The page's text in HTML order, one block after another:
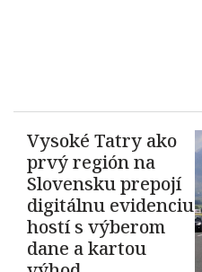
Vysoké Tatry ako
prvý región na
Slovensku prepojí
digitálnu evidenciu
hostí s výberom
dane a kartou